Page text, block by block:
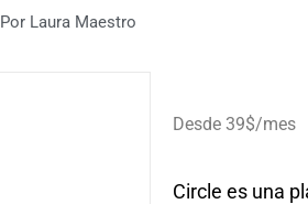
Por Laura Maestro
Desde 39$/mes
Circle es una